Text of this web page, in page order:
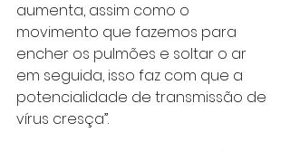
aumenta, assim como o
movimento que fazemos para
encher os pulmões e soltar o ar
em seguida, isso faz com que a
potencialidade de transmissão de
vírus cresça”.